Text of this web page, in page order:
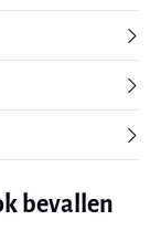
bevallen